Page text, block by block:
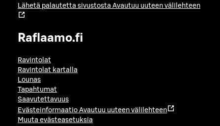
Lähetä palautetta sivustosta Avautuu uuteen välilehteen
Raflaamo.fi
Ravintolat
Ravintolat kartalla
Lounas
Tapahtumat
Saavutettavuus
Evästeinformaatio Avautuu uuteen välilehteen
Muuta evästeasetuksia